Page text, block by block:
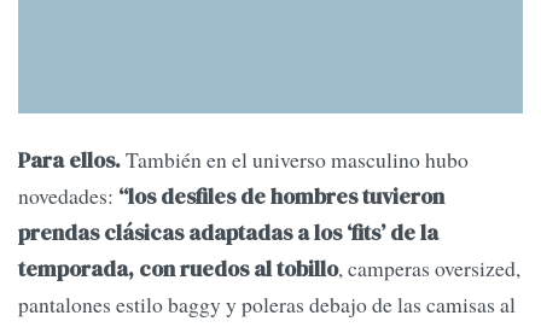
Para ellos.También en el universo masculino hubo
novedades: “los desfiles de hombres tuvieron
prendas clásicas adaptadas a los ‘fits’ de la
temporada, con ruedos al tobillo, camperas oversized,
pantalones estilo baggy y poleras debajo de las camisas al